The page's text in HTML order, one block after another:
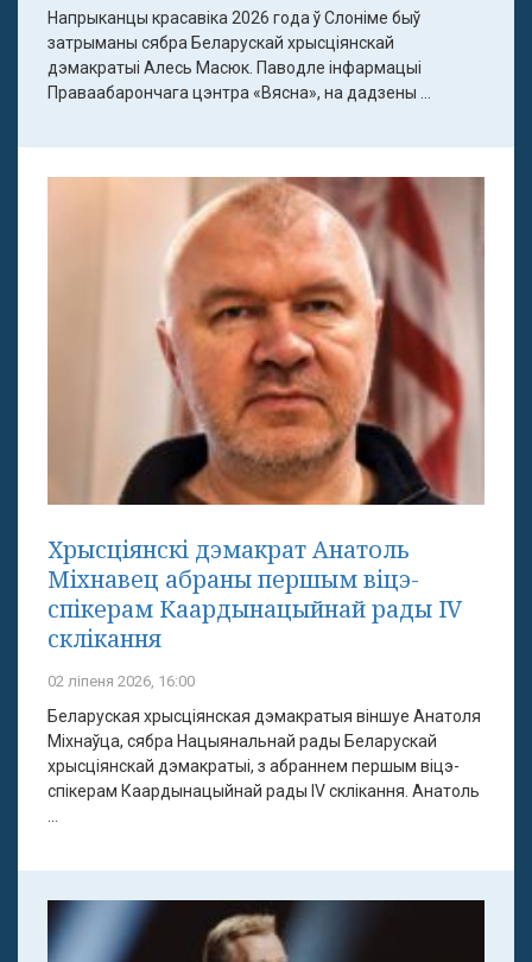
Напрыканцы красавіка 2026 года ў Слоніме быў
затрыманы сябра Беларускай хрысціянскай
дэмакратыі Алесь Масюк. Паводле інфармацыі
Праваабарончага цэнтра «Вясна», на дадзены ...
Хрысціянскі дэмакрат Анатоль
Міхнавец абраны першым віцэ-
спікерам Каардынацыйнай рады IV
склікання
02 ліпеня 2026, 16:00
Беларуская хрысціянская дэмакратыя віншуе Анатоля
Міхнаўца, сябра Нацыянальнай рады Беларускай
хрысціянскай дэмакратыі, з абраннем першым віцэ-
спікерам Каардынацыйнай рады IV склікання. Анатоль